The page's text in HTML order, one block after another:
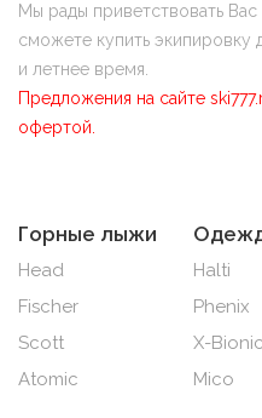
Мы рады приветствовать
сможете купить экипировку
и летнее время.
Предложения на сайте
офертой.
Горные лыжи
Head
Fischer
Scott
Atomic
Halti
Phenix
X-Bionic
Mico